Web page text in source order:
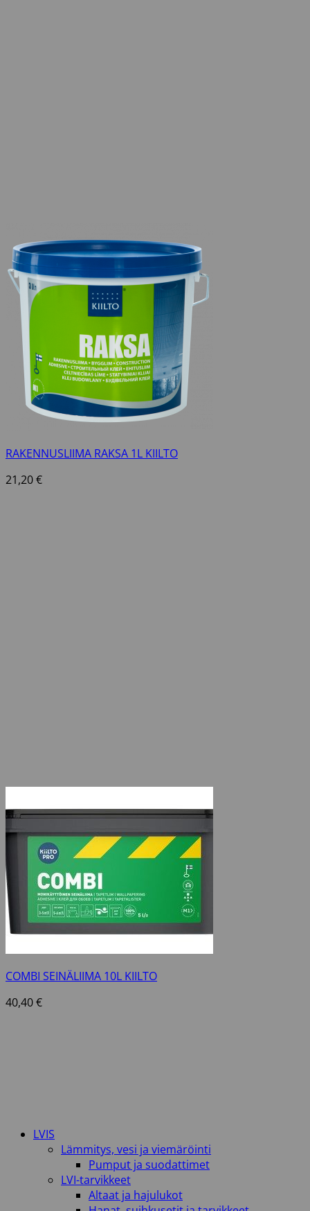
RAKENNUSLIIMA RAKSA 1L KIILTO
21,20€
COMBI SEINÄLIIMA 10L KIILTO
40,40€
LVIS
Lämmitys, vesi ja viemäröinti
Pumput ja suodattimet
LVI-tarvikkeet
Altaat ja hajulukot